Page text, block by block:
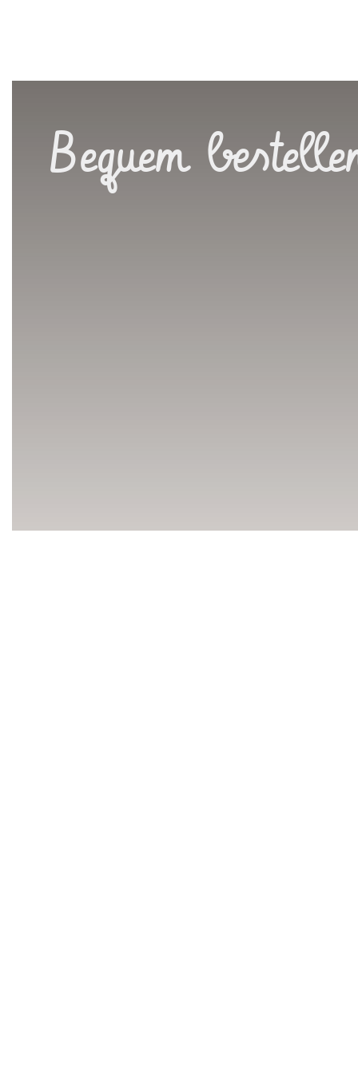
Bequem